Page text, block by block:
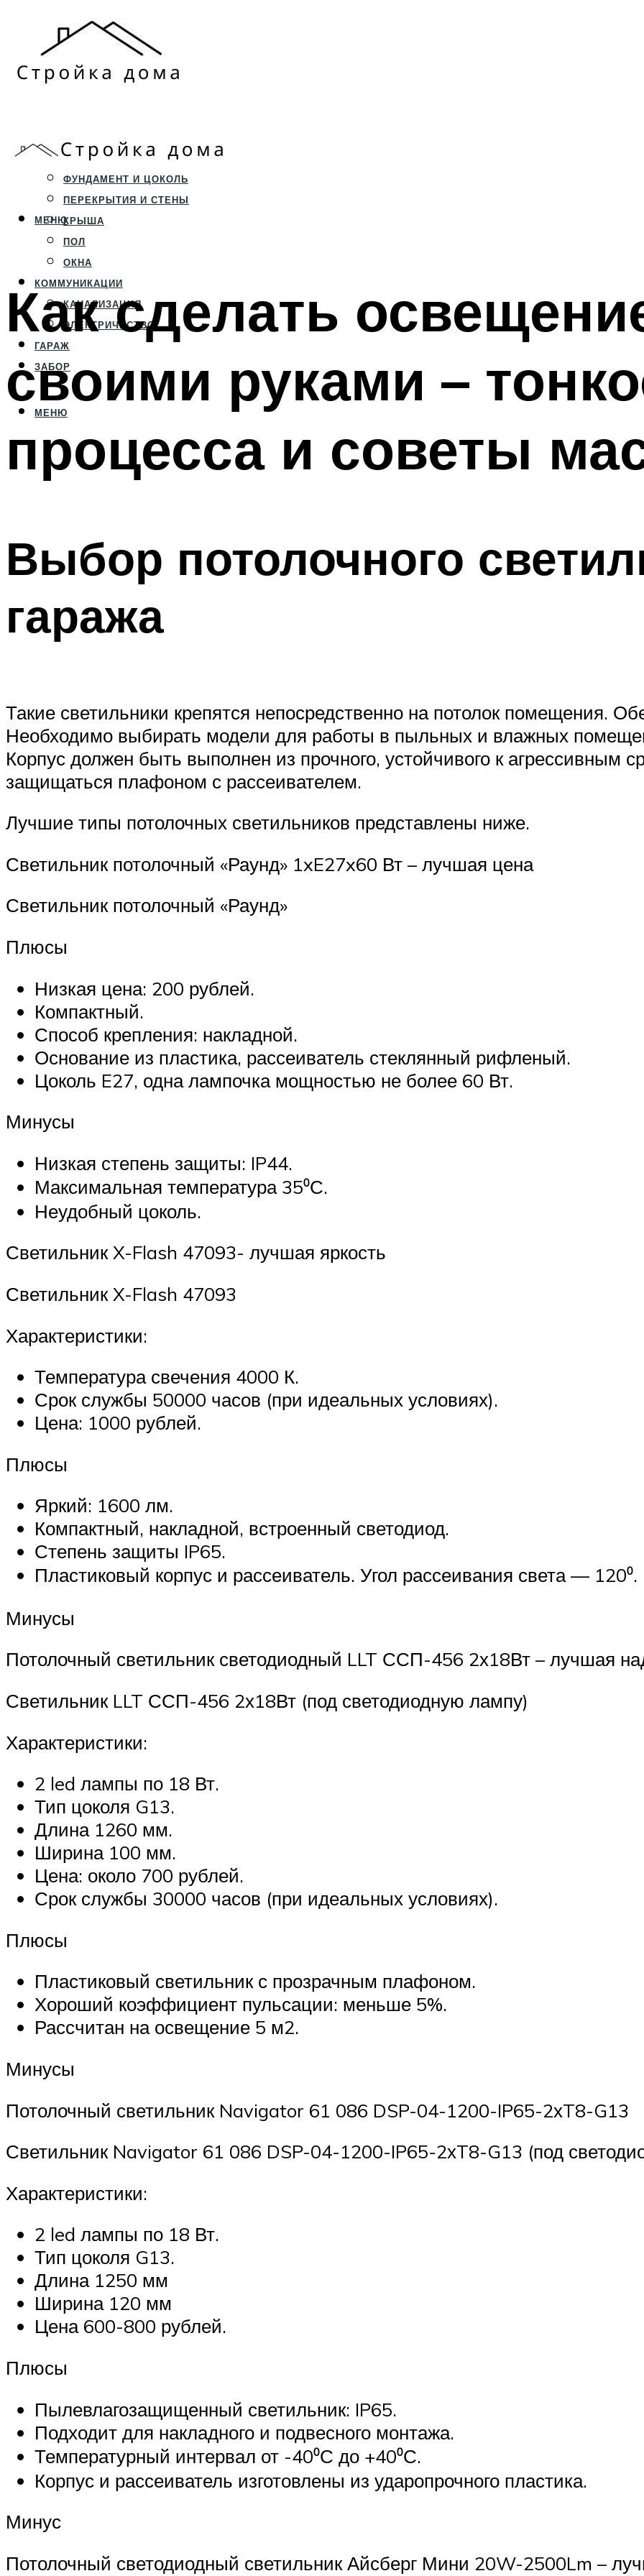
СТРОИТЕЛЬСТВО
ФУНДАМЕНТ И ЦОКОЛЬ
ПЕРЕКРЫТИЯ И СТЕНЫ
КРЫША
ПОЛ
ОКНА
КОММУНИКАЦИИ
КАНАЛИЗАЦИЯ
ЭЛЕКТРИЧЕСТВО
ГАРАЖ
ЗАБОР
МЕНЮ
МЕНЮ
Как сделать
своими руками –
процесса и советы
Выбор потолочного
гаража
Такие светильники крепятся непосредственно на потолок помещения.
Необходимо выбирать модели для работы в пыльных и влажных
Корпус должен быть выполнен из прочного, устойчивого к агрессивным
защищаться плафоном с рассеивателем.
Лучшие типы потолочных светильников представлены ниже.
Светильник потолочный «Раунд» 1xE27x60 Вт – лучшая цена
Светильник потолочный «Раунд»
Плюсы
Низкая цена: 200 рублей.
Компактный.
Способ крепления: накладной.
Основание из пластика, рассеиватель стеклянный рифленый.
Цоколь E27, одна лампочка мощностью не более 60 Вт.
Минусы
Низкая степень защиты: IP44.
Максимальная температура 35⁰С.
Неудобный цоколь.
Светильник X-Flash 47093- лучшая яркость
Светильник X-Flash 47093
Характеристики:
Температура свечения 4000 К.
Срок службы 50000 часов (при идеальных условиях).
Цена: 1000 рублей.
Плюсы
Яркий: 1600 лм.
Компактный, накладной, встроенный светодиод.
Степень защиты IP65.
Пластиковый корпус и рассеиватель. Угол рассеивания света — 120⁰.
Минусы
Потолочный светильник светодиодный LLT ССП-456 2х18Вт – лучшая
Светильник LLT ССП-456 2х18Вт (под светодиодную лампу)
Характеристики:
2 led лампы по 18 Вт.
Тип цоколя G13.
Длина 1260 мм.
Ширина 100 мм.
Цена: около 700 рублей.
Срок службы 30000 часов (при идеальных условиях).
Плюсы
Пластиковый светильник с прозрачным плафоном.
Хороший коэффициент пульсации: меньше 5%.
Рассчитан на освещение 5 м2.
Минусы
Потолочный светильник Navigator 61 086 DSP-04-1200-IP65-2хT8-G13
Светильник Navigator 61 086 DSP-04-1200-IP65-2хT8-G13 (под
Характеристики:
2 led лампы по 18 Вт.
Тип цоколя G13.
Длина 1250 мм
Ширина 120 мм
Цена 600-800 рублей.
Плюсы
Пылевлагозащищенный светильник: IP65.
Подходит для накладного и подвесного монтажа.
Температурный интервал от -40⁰С до +40⁰С.
Корпус и рассеиватель изготовлены из ударопрочного пластика.
Минус
Потолочный светодиодный светильник Айсберг Мини 20W-2500Lm –